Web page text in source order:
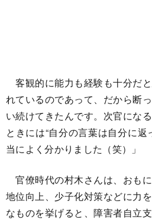
客観的に能力も経験も十分だ
れているのであって、だから断
い続けてきたんです。次官にな
ときには“自分の言葉は自分に
当によく分かりました（笑）」
官僚時代の村木さんは、おも
地位向上、少子化対策などに力
なものを挙げると、障害者自立